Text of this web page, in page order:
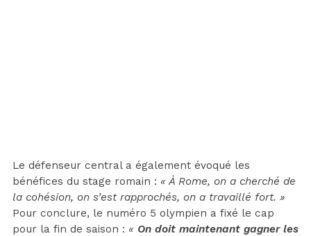
Le défenseur central a également évoqué les
bénéfices du stage romain : « À Rome, on a cherché de
la cohésion, on s’est rapprochés, on a travaillé fort. »
Pour conclure, le numéro 5 olympien a fixé le cap
pour la fin de saison : « On doit maintenant gagner les